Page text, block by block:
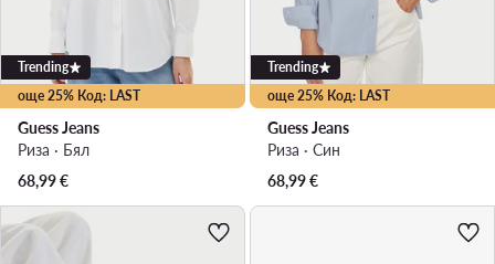
още 25% Код: LAST
Trending
Guess Jeans
Риза · Бял
68,99€
още 25% Код: LAST
Trending
Guess Jeans
Риза · Син
68,99€